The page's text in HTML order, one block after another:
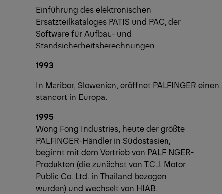
Einführung des elektronischen
Ersatzteilkataloges PATIS und PAC, der
Software für Aufbau- und
Standsicherheitsberechnungen.
1993
In Maribor, Slowenien, eröffnet PALFINGER
standort in Europa.
1995
Wong Fong Industries, heute der größte
PALFINGER-Händler in Südostasien,
beginnt mit dem Vertrieb von PALFINGER-
Produkten (die zunächst von T.C.J. Motor
Public Co. Ltd. in Thailand bezogen
wurden) und wechselt von HIAB.